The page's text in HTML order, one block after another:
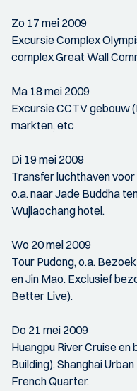
Zo 17 mei 2009
Excursie Complex
complex Great Wall
Ma 18 mei 2009
Excursie CCTV gebouw
markten, etc
Di 19 mei 2009
Transfer luchthaven
o.a. naar Jade Buddha
Wujiaochang hotel.
Wo 20 mei 2009
Tour Pudong, o.a.
en Jin Mao. Exclusief
Better Live).
Do 21 mei 2009
Huangpu River Cruise en
Building). Shanghai
French Quarter.